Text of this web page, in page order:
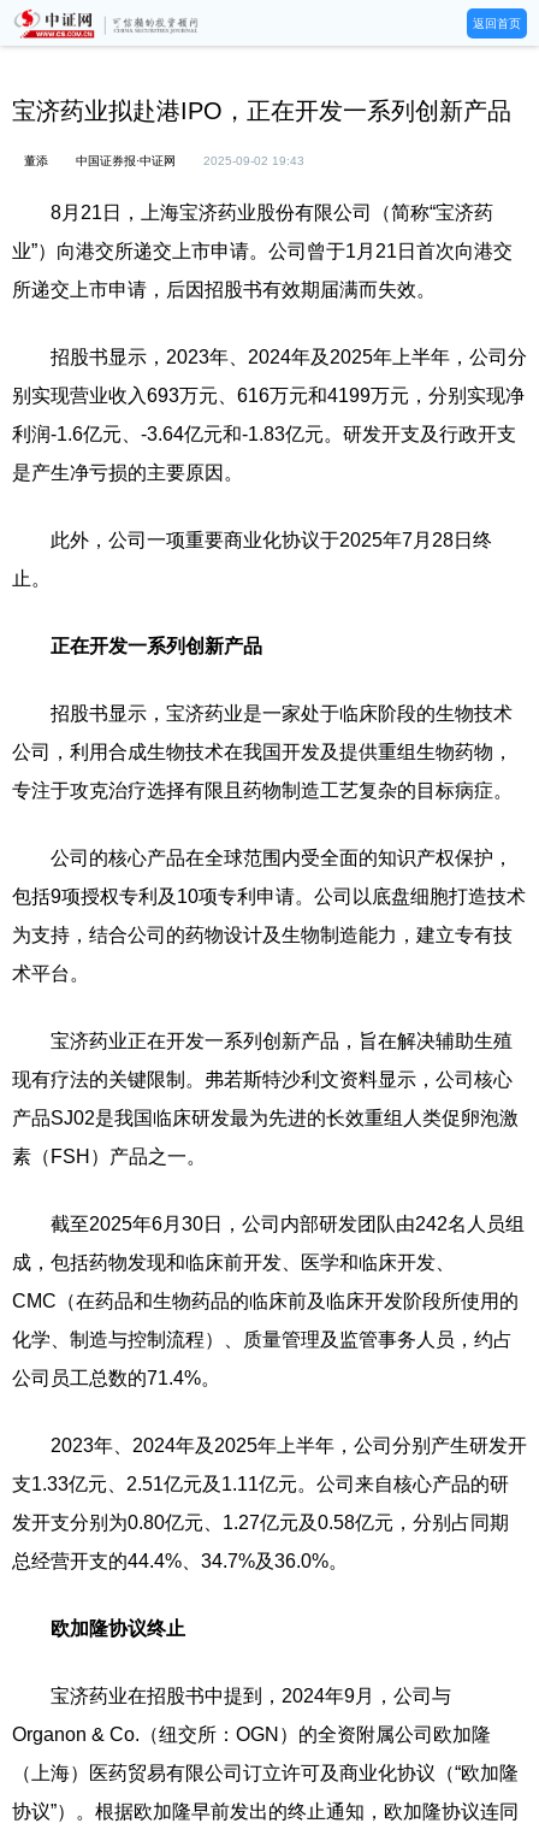
返回首页
宝济药业拟赴港IPO，正在开发一系列创新产品
董添 中国证券报·中证网 2025-09-02 19:43
8月21日，上海宝济药业股份有限公司（简称“宝济药
业”）向港交所递交上市申请。公司曾于1月21日首次向港交
所递交上市申请，后因招股书有效期届满而失效。
招股书显示，2023年、2024年及2025年上半年，公司分
别实现营业收入693万元、616万元和4199万元，分别实现净
利润-1.6亿元、-3.64亿元和-1.83亿元。研发开支及行政开支
是产生净亏损的主要原因。
此外，公司一项重要商业化协议于2025年7月28日终
止。
正在开发一系列创新产品
招股书显示，宝济药业是一家处于临床阶段的生物技术
公司，利用合成生物技术在我国开发及提供重组生物药物，
专注于攻克治疗选择有限且药物制造工艺复杂的目标病症。
公司的核心产品在全球范围内受全面的知识产权保护，
包括9项授权专利及10项专利申请。公司以底盘细胞打造技术
为支持，结合公司的药物设计及生物制造能力，建立专有技
术平台。
宝济药业正在开发一系列创新产品，旨在解决辅助生殖
现有疗法的关键限制。弗若斯特沙利文资料显示，公司核心
产品SJ02是我国临床研发最为先进的长效重组人类促卵泡激
素（FSH）产品之一。
截至2025年6月30日，公司内部研发团队由242名人员组
成，包括药物发现和临床前开发、医学和临床开发、
CMC（在药品和生物药品的临床前及临床开发阶段所使用的
化学、制造与控制流程）、质量管理及监管事务人员，约占
公司员工总数的71.4%。
2023年、2024年及2025年上半年，公司分别产生研发开
支1.33亿元、2.51亿元及1.11亿元。公司来自核心产品的研
发开支分别为0.80亿元、1.27亿元及0.58亿元，分别占同期
总经营开支的44.4%、34.7%及36.0%。
欧加隆协议终止
宝济药业在招股书中提到，2024年9月，公司与
Organon & Co.（纽交所：OGN）的全资附属公司欧加隆
（上海）医药贸易有限公司订立许可及商业化协议（“欧加隆
协议”）。根据欧加隆早前发出的终止通知，欧加隆协议连同